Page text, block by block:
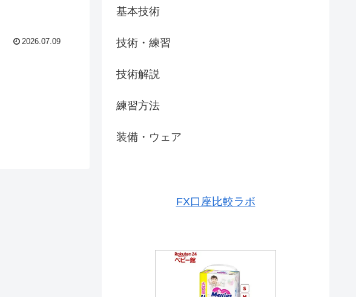
2026.07.09
基本技術
技術・練習
技術解説
練習方法
装備・ウェア
FX口座比較ラボ